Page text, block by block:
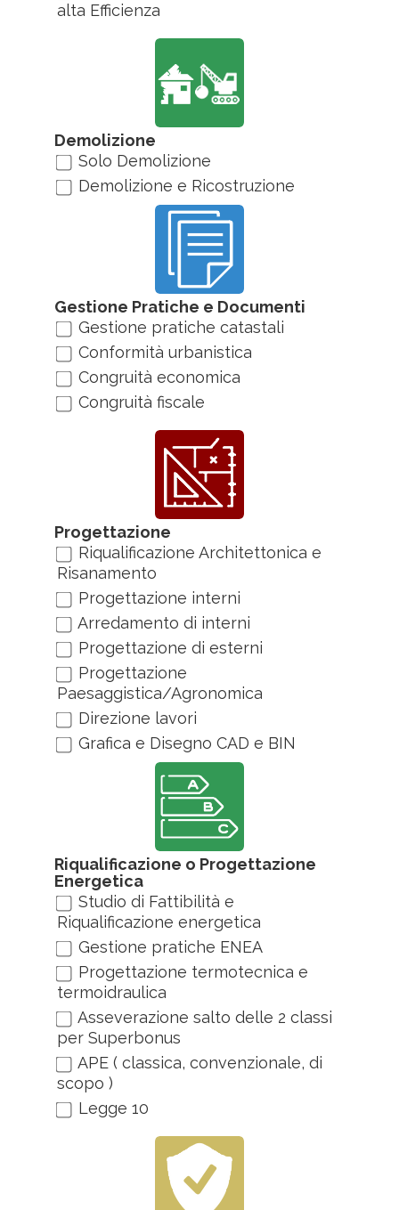
alta Efficienza
Demolizione
Solo Demolizione
Demolizione e Ricostruzione
Gestione Pratiche e Documenti
Gestione pratiche catastali
Conformità urbanistica
Congruità economica
Congruità fiscale
Progettazione
Riqualificazione Architettonica e
Risanamento
Progettazione interni
Arredamento di interni
Progettazione di esterni
Progettazione
Paesaggistica/Agronomica
Direzione lavori
Grafica e Disegno CAD e BIN
Riqualificazione o Progettazione
Energetica
Studio di Fattibilità e
Riqualificazione energetica
Gestione pratiche ENEA
Progettazione termotecnica e
termoidraulica
Asseverazione salto delle 2 classi
per Superbonus
APE ( classica, convenzionale, di
scopo )
Legge 10